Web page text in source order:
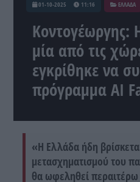
01-10-2025 11:16 ΕΛΛΑΔΑ
Κοντογέωργης:
μία από τις
εγκρίθηκε να
πρόγραμμα AI
«Η Ελλάδα ήδη
μετασχηματισμού του
θα ωφεληθεί